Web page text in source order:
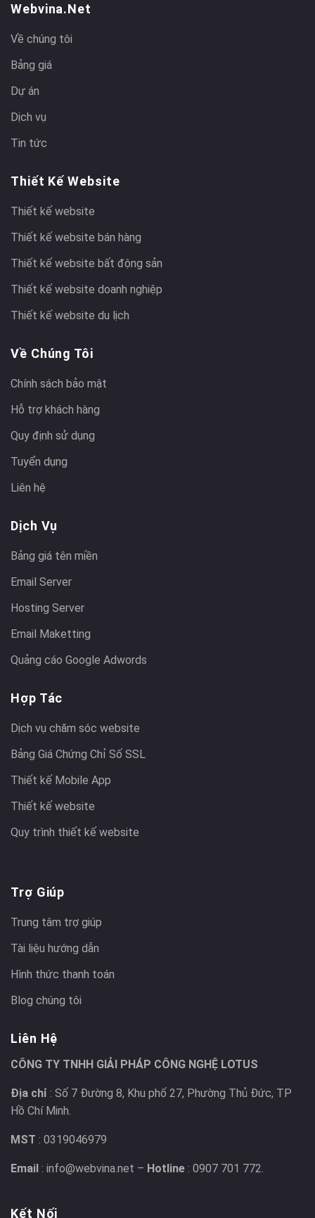
Webvina.net
Về chúng tôi
Bảng giá
Dự án
Dịch vụ
Tin tức
Thiết Kế Website
Thiết kế website
Thiết kế website bán hàng
Thiết kế website bất động sản
Thiết kế website doanh nghiệp
Thiết kế website du lịch
Về Chúng Tôi
Chính sách bảo mật
Hỗ trợ khách hàng
Quy định sử dụng
Tuyển dụng
Liên hệ
Dịch Vụ
Bảng giá tên miền
Email Server
Hosting Server
Email Maketting
Quảng cáo Google Adwords
Hợp Tác
Dịch vụ chăm sóc website
Bảng Giá Chứng Chỉ Số SSL
Thiết kế Mobile App
Thiết kế website
Quy trình thiết kế website
Trợ Giúp
Trung tâm trợ giúp
Tài liệu hướng dẫn
Hình thức thanh toán
Blog chúng tôi
Liên Hệ
CÔNG TY TNHH GIẢI PHÁP CÔNG NGHỆ LOTUS
Địa chỉ : Số 7 Đường 8, Khu phố 27, Phường Thủ Đức, TP
Hồ Chí Minh.
MST : 0319046979
Email : info@webvina.net – Hotline : 0907 701 772.
Kết Nối